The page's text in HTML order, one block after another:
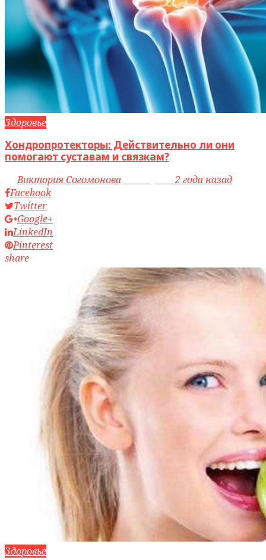
Здоровье
Хондропротекторы: Действительно ли они
помогают суставам и связкам?
byВиктория Согомонова access_time2 года назад
Facebook
Twitter
Google+
LinkedIn
Pinterest
share
Здоровье